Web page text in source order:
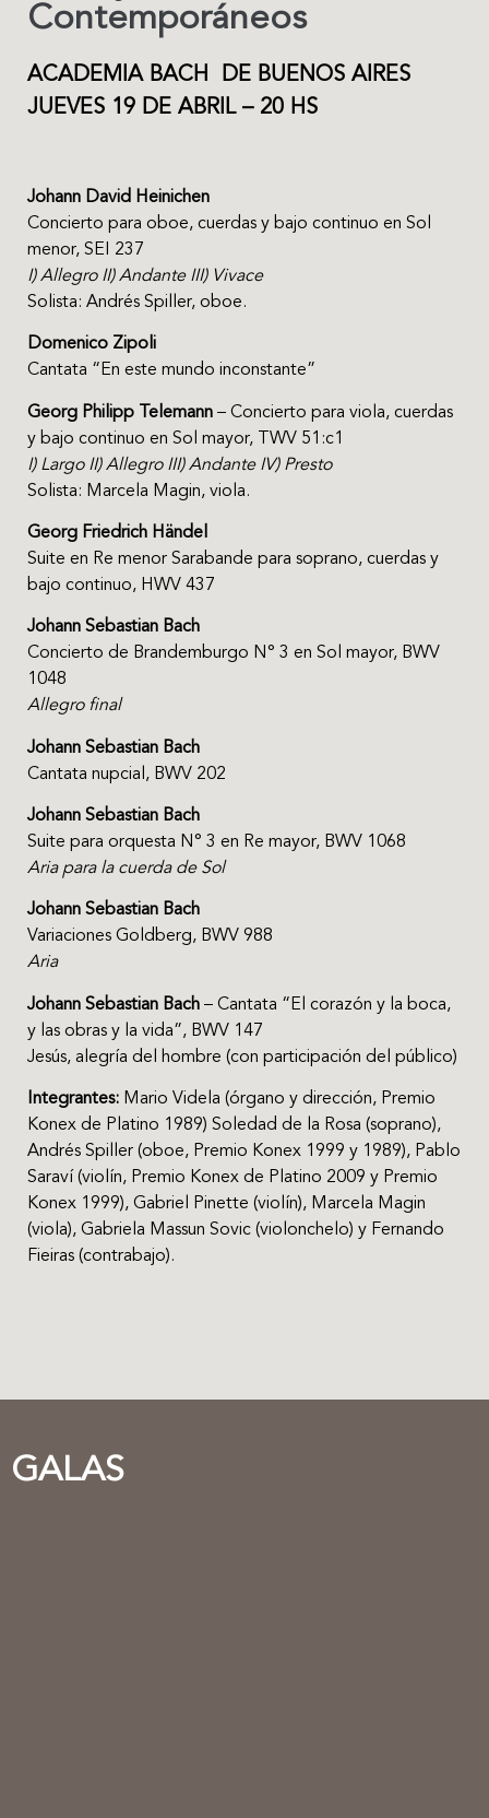
Contemporáneos
ACADEMIA BACH DE BUENOS AIRES
JUEVES 19 DE ABRIL– 20 HS
Johann David Heinichen
Concierto para oboe, cuerdas y bajo continuo en Sol
menor, SEI 237
I) Allegro II) Andante III) Vivace
Solista: Andrés Spiller, oboe.
Domenico Zipoli
Cantata “En este mundo inconstante”
Georg Philipp Telemann – Concierto para viola, cuerdas
y bajo continuo en Sol mayor, TWV 51:c1
I) Largo II) Allegro III) Andante IV) Presto
Solista: Marcela Magin, viola.
Georg Friedrich Händel
Suite en Re menor Sarabande para soprano, cuerdas y
bajo continuo, HWV 437
Johann Sebastian Bach
Concierto de Brandemburgo N° 3 en Sol mayor, BWV
1048
Allegro final
Johann Sebastian Bach
Cantata nupcial, BWV 202
Johann Sebastian Bach
Suite para orquesta N° 3 en Re mayor, BWV 1068
Aria para la cuerda de Sol
Johann Sebastian Bach
Variaciones Goldberg, BWV 988
Aria
Johann Sebastian Bach – Cantata “El corazón y la boca,
y las obras y la vida”, BWV 147
Jesús, alegría del hombre (con participación del público)
Integrantes: Mario Videla (órgano y dirección, Premio
Konex de Platino 1989) Soledad de la Rosa (soprano),
Andrés Spiller (oboe, Premio Konex 1999 y 1989), Pablo
Saraví (violín, Premio Konex de Platino 2009 y Premio
Konex 1999), Gabriel Pinette (violín), Marcela Magin
(viola), Gabriela Massun Sovic (violonchelo) y Fernando
Fieiras (contrabajo).
GALAS